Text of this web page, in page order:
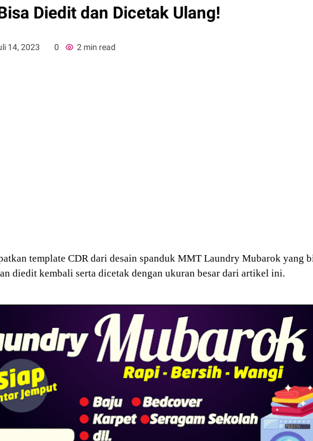
Diedit dan Dicetak Ulang!
14, 2023 0 2 min read
template CDR dari desain spanduk MMT Laundry Mubarok yang
diedit kembali serta dicetak dengan ukuran besar dari artikel ini.